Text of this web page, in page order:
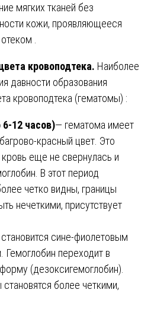
мягких тканей без
кожи, проявляющееся
.
кровоподтека. Наиболее
давности образования
кровоподтека (гематомы) :
12 часов)— гематома имеет
красный цвет. Это
кровь еще не свернулась и
В этот период
четко видны, границы
нечеткими, присутствует
сине-фиолетовым
Гемоглобин переходит в
(дезоксигемоглобин).
более четкими,